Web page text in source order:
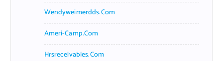
Wendyweimerdds.com
Ameri-Camp.com
Hrsreceivables.com